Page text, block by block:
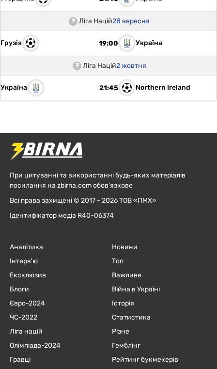
Ліга Націй28 вересня
Грузія 19:00 Україна
Ліга Націй2 жовтня
Україна 21:45 Northern Ireland
При цитуванні та використанні будь-яких матеріалів
посилання на zbirna.com обов'язкове
Всі права захищені © 2017 - 2026 ТОВ «ПМХ»
Ідентифікатор медіа R40-06374
Аналітика
Інтерв'ю
Ексклюзив
Блоги
Євро-2024
ЧC-2022
Ліга націй
Олімпіада-2024
Гравці
Новини
Топ
Важливе
Війна в Україні
Історія
Статистика
Різне
Гемблінг
Рейтинг букмекерів